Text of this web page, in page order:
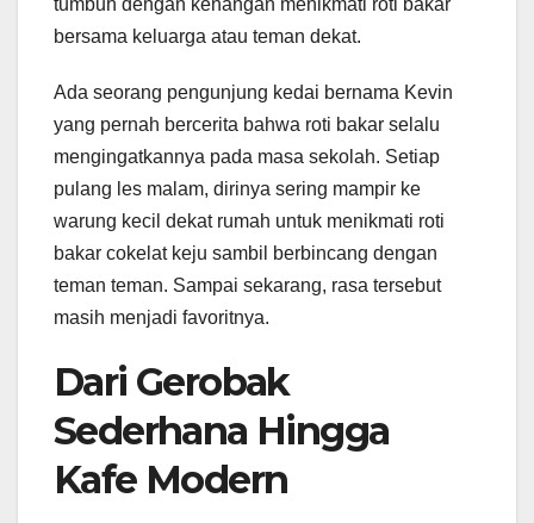
tumbuh dengan kenangan menikmati roti bakar
bersama keluarga atau teman dekat.
Ada seorang pengunjung kedai bernama Kevin
yang pernah bercerita bahwa roti bakar selalu
mengingatkannya pada masa sekolah. Setiap
pulang les malam, dirinya sering mampir ke
warung kecil dekat rumah untuk menikmati roti
bakar cokelat keju sambil berbincang dengan
teman teman. Sampai sekarang, rasa tersebut
masih menjadi favoritnya.
Dari Gerobak
Sederhana Hingga
Kafe Modern